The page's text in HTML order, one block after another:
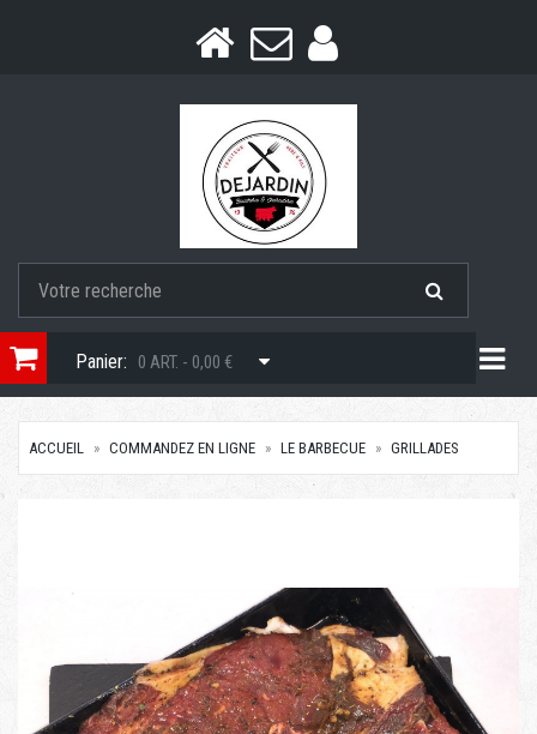
Panier: 0 ART. - 0,00 €
ACCUEIL COMMANDEZ EN LIGNE LE BARBECUE GRILLADES